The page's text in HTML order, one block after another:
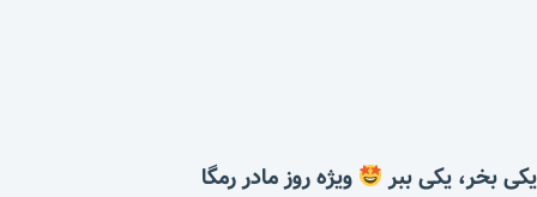
یکی بخر، یکی ببر ویژه روز مادر رمگا